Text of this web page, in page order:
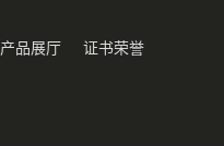
产品展厅 证书荣誉